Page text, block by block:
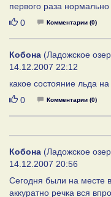
первого раза нормально
Нравится
0 Комментарии (0)
Кобона (Ладожское
14.12.2007 22:12
какое состояние льда
Нравится
0 Комментарии (0)
Кобона (Ладожское
14.12.2007 20:56
Сегодня были на месте
аккуратно речка вся